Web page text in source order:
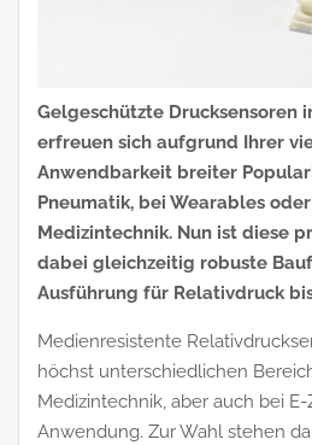
Gelgeschützte Drucksensoren
erfreuen sich aufgrund Ihrer
Anwendbarkeit breiter
Pneumatik, bei Wearables
Medizintechnik. Nun ist diese
dabei gleichzeitig robuste
Ausführung für Relativdruck
Medienresistente
höchst unterschiedlichen
Medizintechnik, aber auch bei
Anwendung. Zur Wahl stehen